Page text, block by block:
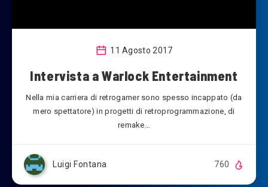
11 Agosto 2017
Intervista a Warlock Entertainment
Nella mia carriera di retrogamer sono spesso incappato (da
mero spettatore) in progetti di retroprogrammazione, di
remake…
Luigi Fontana 760